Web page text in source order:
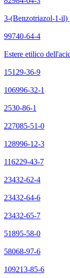
3-(Benzotriazol-1-il)
99740-64-4
Estere etilico
15129-36-9
106996-32-1
2530-86-1
227085-51-0
128996-12-3
116229-43-7
23432-62-4
23432-64-6
23432-65-7
51895-58-0
58068-97-6
109213-85-6